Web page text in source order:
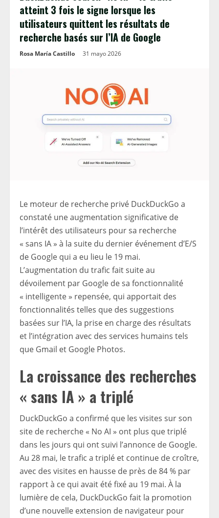
atteint 3 fois le signe lorsque les
utilisateurs quittent les résultats de
recherche basés sur l’IA de Google
Rosa María Castillo 31 mayo 2026
Le moteur de recherche privé DuckDuckGo a
constaté une augmentation significative de
l’intérêt des utilisateurs pour sa recherche
« sans IA » à la suite du dernier événement d’E/S
de Google qui a eu lieu le 19 mai.
L’augmentation du trafic fait suite au
dévoilement par Google de sa fonctionnalité
« intelligente » repensée, qui apportait des
fonctionnalités telles que des suggestions
basées sur l’IA, la prise en charge des résultats
et l’intégration avec des services humains tels
que Gmail et Google Photos.
La croissance des recherches
« sans IA » a triplé
DuckDuckGo a confirmé que les visites sur son
site de recherche « No AI » ont plus que triplé
dans les jours qui ont suivi l’annonce de Google.
Au 28 mai, le trafic a triplé et continue de croître,
avec des visites en hausse de près de 84 % par
rapport à ce qui avait été fixé au 19 mai. À la
lumière de cela, DuckDuckGo fait la promotion
d’une nouvelle extension de navigateur pour